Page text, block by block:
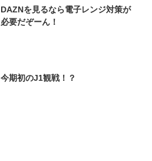
DAZNを見るなら電子レンジ対策が
必要だぞーん！
今期初のJ1観戦！？